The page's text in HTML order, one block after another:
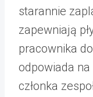
starannie
zapewniają
pracownika
odpowiada
członka